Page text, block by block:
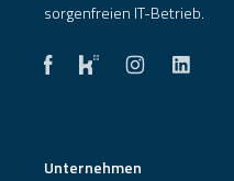
sorgenfreien IT-Betrieb.
Unternehmen